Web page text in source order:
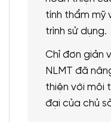
tính thẩm mỹ
trình sử dụng.
Chỉ đơn giản
NLMT đã
thiện với môi
đại của chủ